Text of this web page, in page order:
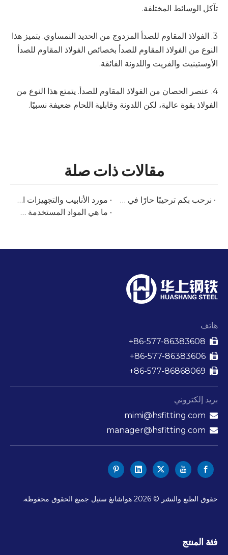
تآكل الوسائط المختلفة.
3. الفولاذ المقاوم للصدأ المزدوج من الحديد النمساوي. يتميز هذا
النوع من الفولاذ المقاوم للصدأ بخصائص الفولاذ المقاوم للصدأ
الأوستينيت والفريت واللدونة الفائقة.
4. عنصر الحصان من الفولاذ المقاوم للصدأ. يتمتع هذا النوع من
الفولاذ بقوة عالية، لكن اللدونة وقابلية اللحام ضعيفة نسبيًا.
مقالات ذات صلة
مورد الأنابيب والتجهيزات المصنوعة من الفولاذ المقاوم للصدأ في Tube Düsseldorf 2026 | هوا شانغ ستيل
نرحب بكم ترحيبًا حارًا في معرضنا البرازيلي - Tubotech & Wire Brasil 2025 التاريخ: 29 - 31 أكتوبر 2025
ما هي المواد المستخدمة عادة لتصنيع مكونات المبادلات الحرارية؟
هاتف



بريد إلكتروني

mimi@hsfitting.com

manager@hsfitting.com
حقوق الطبع والنشر © 2026 هواشانغ ستيل جميع الحقوق محفوظة.
فئة المنتج